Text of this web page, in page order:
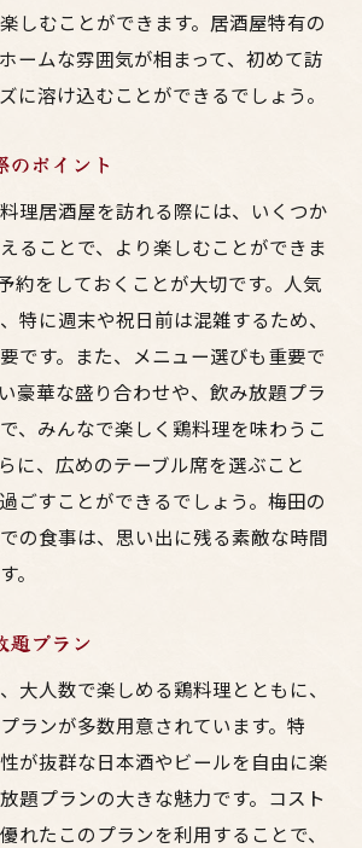
しむことができます。居酒屋特有の
ームな雰囲気が相まって、初めて訪
に溶け込むことができるでしょう。
のポイント
理居酒屋を訪れる際には、いくつか
ることで、より楽しむことができま
約をしておくことが大切です。人気
特に週末や祝日前は混雑するため、
です。また、メニュー選びも重要で
豪華な盛り合わせや、飲み放題プラ
、みんなで楽しく鶏料理を味わうこ
に、広めのテーブル席を選ぶこと
ごすことができるでしょう。梅田の
の食事は、思い出に残る素敵な時間
。
題プラン
大人数で楽しめる鶏料理とともに、
ランが多数用意されています。特
が抜群な日本酒やビールを自由に楽
題プランの大きな魅力です。コスト
れたこのプランを利用することで、